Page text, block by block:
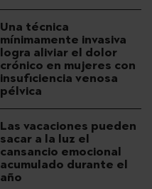
Una técnica
mínimamente invasiva
logra aliviar el dolor
crónico en mujeres con
insuficiencia venosa
pélvica
Las vacaciones pueden
sacar a la luz el
cansancio emocional
acumulado durante el
año